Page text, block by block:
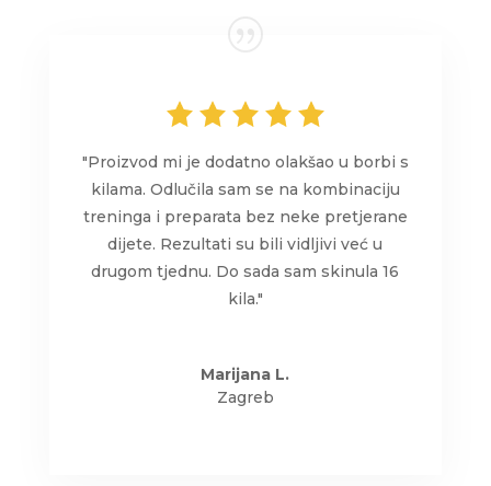
"Proizvod mi je dodatno olakšao u borbi s
kilama. Odlučila sam se na kombinaciju
treninga i preparata bez neke pretjerane
dijete. Rezultati su bili vidljivi već u
drugom tjednu. Do sada sam skinula 16
kila."
Marijana L.
Zagreb